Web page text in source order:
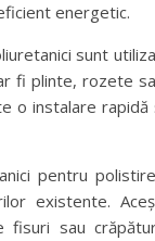
energetic.
sunt
fi plinte, rozete
o instalare rapidă
pentru
existente.
sau